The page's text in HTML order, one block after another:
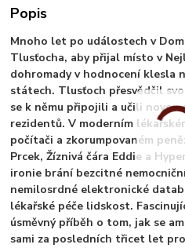
Popis
Mnoho let po událostech v
Tlusťocha, aby přijal místo v
dohromady v hodnocení klesla
státech. Tlusťoch přesvědčil
se k němu připojili a učili novou
rezidentů. V moderním
počítači a zkorumpovaném
Prcek, Žíznivá čára Eddie a
ironie brání bezcitné
nemilosrdné elektronické
lékařské péče lidskost.
úsměvný příběh o tom, jak se
sami za posledních třicet let